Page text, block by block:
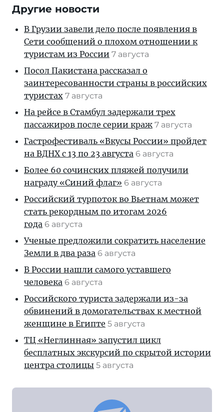
Другие новости
В Грузии завели дело после появления в
Сети сообщений о плохом отношении к
туристам из России 7 августа
Посол Пакистана рассказал о
заинтересованности страны в российских
туристах 7 августа
На рейсе в Стамбул задержали трех
пассажиров после серии краж 7 августа
Гастрофестиваль «Вкусы России» пройдет
на ВДНХ с 13 по 23 августа 6 августа
Более 60 сочинских пляжей получили
награду «Синий флаг» 6 августа
Российский турпоток во Вьетнам может
стать рекордным по итогам 2026
года 6 августа
Ученые предложили сократить население
Земли в два раза 6 августа
В России нашли самого уставшего
человека 6 августа
Российского туриста задержали из-за
обвинений в домогательствах к местной
женщине в Египте 5 августа
ТЦ «Неглинная» запустил цикл
бесплатных экскурсий по скрытой истории
центра столицы 5 августа